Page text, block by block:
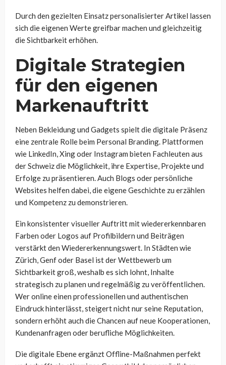
Durch den gezielten Einsatz personalisierter Artikel lassen
sich die eigenen Werte greifbar machen und gleichzeitig
die Sichtbarkeit erhöhen.
Digitale Strategien
für den eigenen
Markenauftritt
Neben Bekleidung und Gadgets spielt die digitale Präsenz
eine zentrale Rolle beim Personal Branding. Plattformen
wie LinkedIn, Xing oder Instagram bieten Fachleuten aus
der Schweiz die Möglichkeit, ihre Expertise, Projekte und
Erfolge zu präsentieren. Auch Blogs oder persönliche
Websites helfen dabei, die eigene Geschichte zu erzählen
und Kompetenz zu demonstrieren.
Ein konsistenter visueller Auftritt mit wiedererkennbaren
Farben oder Logos auf Profilbildern und Beiträgen
verstärkt den Wiedererkennungswert. In Städten wie
Zürich, Genf oder Basel ist der Wettbewerb um
Sichtbarkeit groß, weshalb es sich lohnt, Inhalte
strategisch zu planen und regelmäßig zu veröffentlichen.
Wer online einen professionellen und authentischen
Eindruck hinterlässt, steigert nicht nur seine Reputation,
sondern erhöht auch die Chancen auf neue Kooperationen,
Kundenanfragen oder berufliche Möglichkeiten.
Die digitale Ebene ergänzt Offline-Maßnahmen perfekt